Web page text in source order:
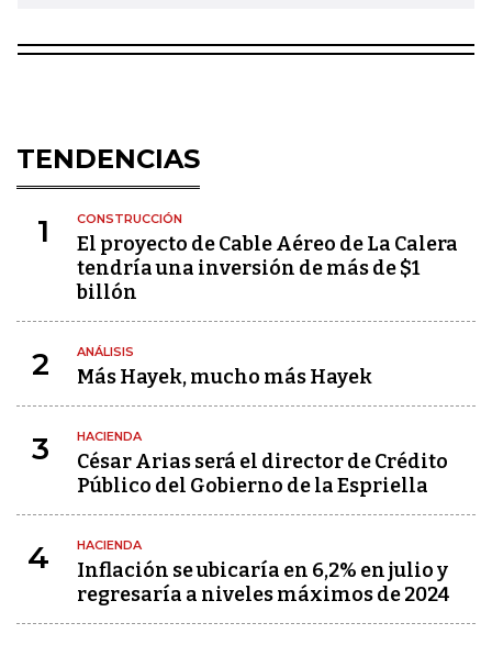
TENDENCIAS
1 CONSTRUCCIÓN
El proyecto de Cable Aéreo de La Calera
tendría una inversión de más de $1
billón
2 ANÁLISIS
Más Hayek, mucho más Hayek
3 HACIENDA
César Arias será el director de Crédito
Público del Gobierno de la Espriella
4 HACIENDA
Inflación se ubicaría en 6,2% en julio y
regresaría a niveles máximos de 2024